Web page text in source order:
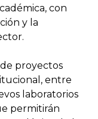
con
y la
proyectos
entre
laboratorios
permitirán